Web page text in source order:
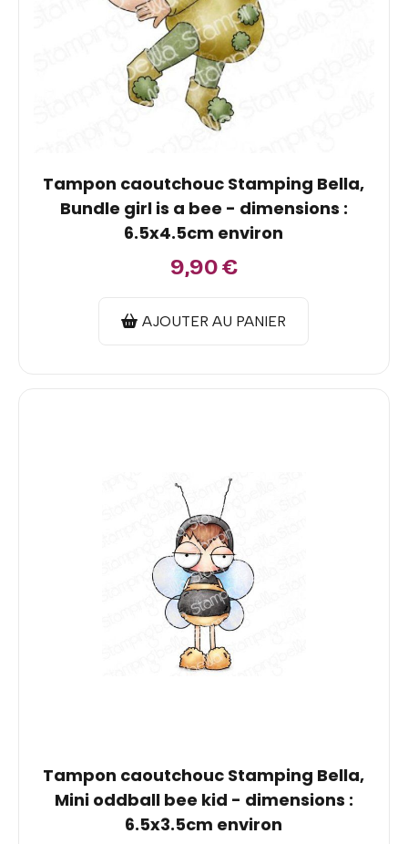
Tampon caoutchouc Stamping Bella,
Bundle girl is a bee - dimensions :
6.5x4.5cm environ
9,90€
AJOUTER AU PANIER
Tampon caoutchouc Stamping Bella,
Mini oddball bee kid - dimensions :
6.5x3.5cm environ